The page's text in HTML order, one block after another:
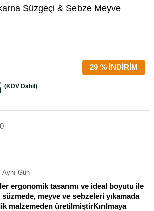
Süzgeçi & Sebze Meyve
%
29 İNDIRIM
(KDV Dahil)
0
Aynı Gün
ergonomik tasarımı ve ideal boyutu ile
süzmede, meyve ve sebzeleri yıkamada
malzemeden üretilmiştirKırılmaya